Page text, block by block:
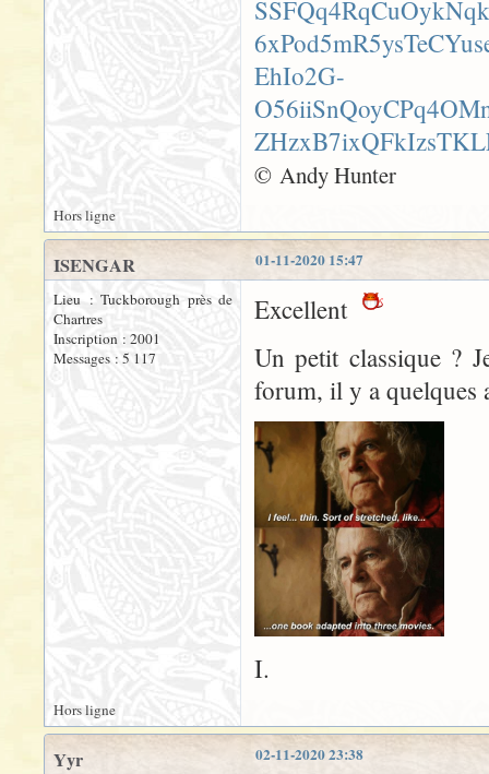
© Andy Hunter
Hors ligne
01-11-2020 15:47
ISENGAR
Lieu : Tuckborough près de
Chartres
Inscription : 2001
Messages : 5 117
Excellent
Un petit classique ?
forum, il y a quelques
I.
Hors ligne
02-11-2020 23:38
Yyr